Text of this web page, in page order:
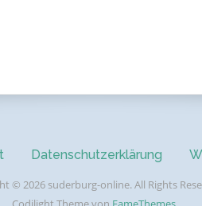
Datenschutzerklärung
© 2026 suderburg-online. All Rights